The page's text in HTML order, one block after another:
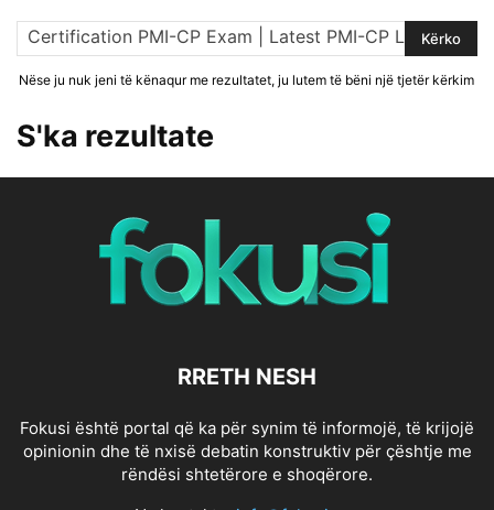
Nëse ju nuk jeni të kënaqur me rezultatet, ju lutem të bëni një tjetër kërkim
S'ka rezultate
RRETH NESH
Fokusi është portal që ka për synim të informojë, të krijojë
opinionin dhe të nxisë debatin konstruktiv për çështje me
rëndësi shtetërore e shoqërore.